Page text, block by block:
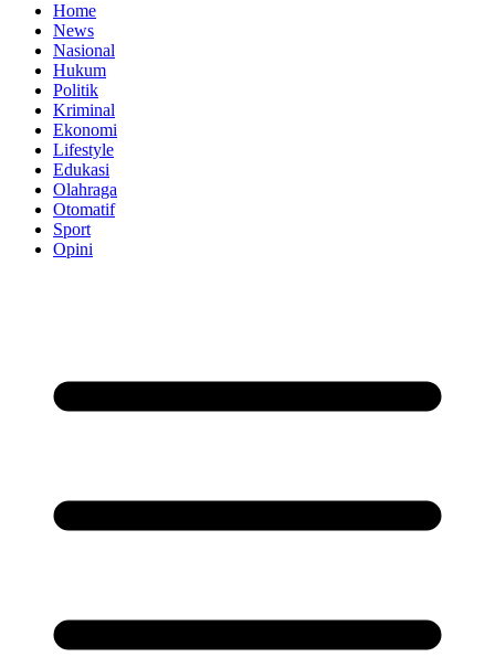
Home
News
Nasional
Hukum
Politik
Kriminal
Ekonomi
Lifestyle
Edukasi
Olahraga
Otomatif
Sport
Opini